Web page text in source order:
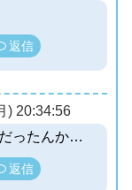
返信
) 20:34:56
ったんか…
返信